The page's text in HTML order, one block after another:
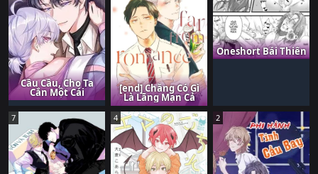
Cầu Cầu, Cho Ta
Cắn Một Cái [end] Chẳng Có Gì
Là Lãng Mạn Cả
Oneshort Bái Thiến
7 4 2